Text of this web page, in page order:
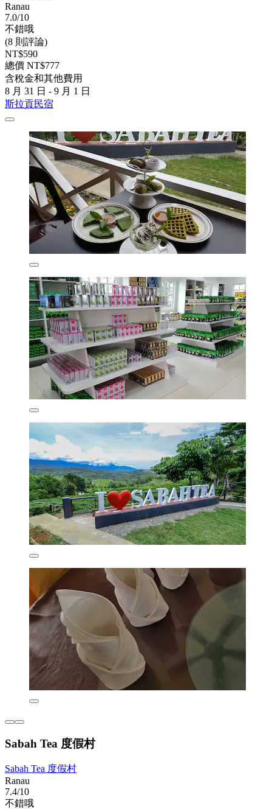
Ranau
7.0/10
不錯哦
(8 則評論)
NT$590
總價 NT$777
含稅金和其他費用
8 月 31 日 - 9 月 1 日
斯拉貢民宿
Sabah Tea 度假村
Sabah Tea 度假村
Ranau
7.4/10
不錯哦